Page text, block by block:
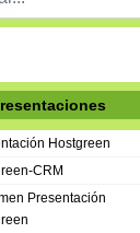
Hostgreen
CRM
Presentación